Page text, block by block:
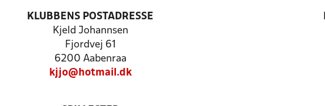
KLUBBENS POSTADRESSE
Kjeld Johannsen
Fjordvej 61
6200 Aabenraa
kjjo@hotmail.dk